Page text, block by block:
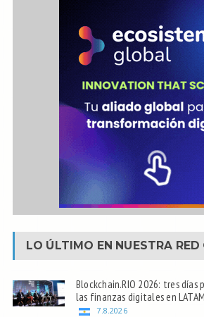
LO ÚLTIMO EN NUESTRA RED
Blockchain.RIO 2026: tres
las finanzas digitales en LATAM
7.8.2026